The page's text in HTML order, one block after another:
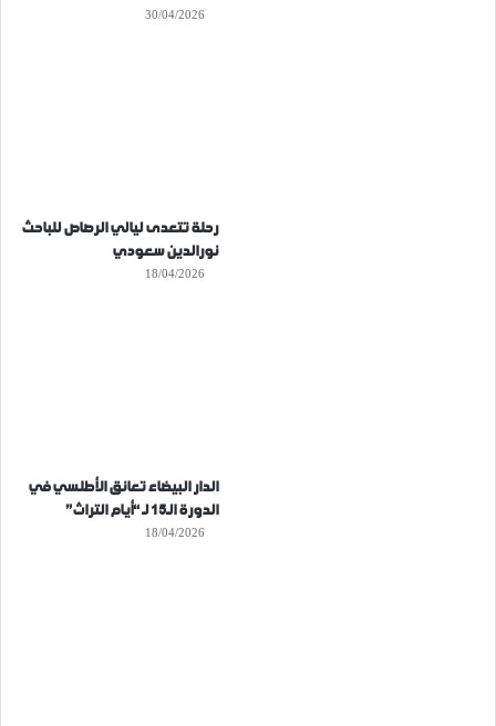
30/04/2026
رحلة تتعدى ليالي الرصاص للباحث
نورالدين سعودي
18/04/2026
الدار البيضاء تعانق الأطلسي في
الدورة الـ15 لـ “أيام التراث”
18/04/2026